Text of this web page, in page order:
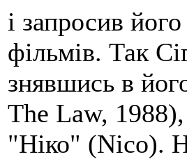
і запросив
фільмів. Так
знявшись в
The Law,
"Ніко" (Nico).